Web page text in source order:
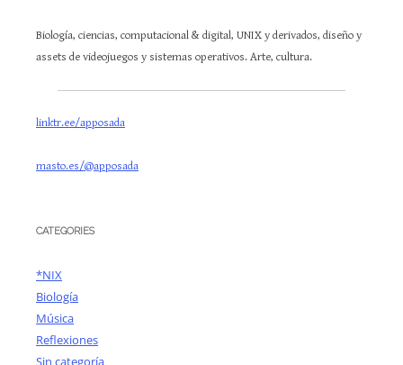
Biología, ciencias, computacional & digital, UNIX y derivados, diseño y
assets de videojuegos y sistemas operativos. Arte, cultura.
linktr.ee/apposada
masto.es/@apposada
CATEGORIES
*NIX
Biología
Música
Reflexiones
Sin categoría